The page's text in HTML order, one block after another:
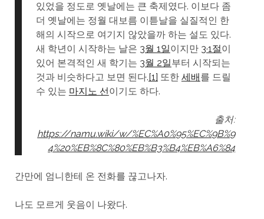
있었을 정도로 옛날에는 큰 축제였다. 이보다 좀
더 옛날에는 정월 대보름 이튿날을 실질적인 한
해의 시작으로 여기지 않았을까 하는 설도 있다.
새 학년이 시작하는 날은 3월 1일이지만 3·1절이
있어 본격적인 새 학기는 3월 2일부터 시작되는
것과 비슷하다고 보면 된다.[1] 또한 세배를 드릴
수 있는 마지노 선이기도 하다.
출처:
https://namu.wiki/w/%EC%A0%95%EC%9B%9
4%20%EB%8C%80%EB%B3%B4%EB%A6%84
간만에 엄니한테 온 전화를 끊고나자.
나도 모르게 웃음이 나왔다.